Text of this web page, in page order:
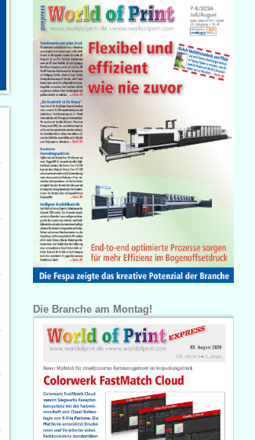
Die Branche am Montag!